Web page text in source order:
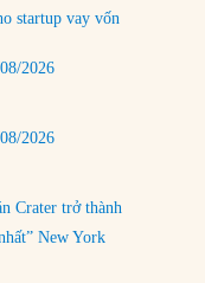
startup vay vốn
2026
2026
Crater trở thành
New York